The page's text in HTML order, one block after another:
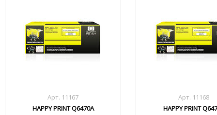
Арт. 11167
HAPPY PRINT Q6470A
Арт. 11168
HAPPY PRINT